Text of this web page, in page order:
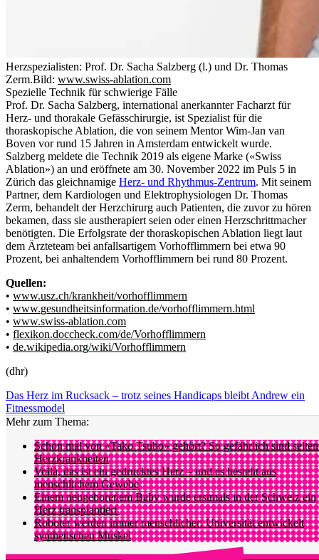
Herzspezialisten: Prof. Dr. Sacha Salzberg (l.) und Dr. Thomas
Zerm.Bild: www.swiss-ablation.com
Spezielle Technik für schwierige Fälle
Prof. Dr. Sacha Salzberg, international anerkannter Facharzt für
Herz- und thorakale Gefässchirurgie, ist Spezialist für die
thoraskopische Ablation, die von seinem Mentor Wim-Jan van
Boven vor rund 15 Jahren in Amsterdam entwickelt wurde.
Salzberg meldete die Technik 2019 als eigene Marke («Swiss
Ablation») an und eröffnete am 30. November 2022 im Puls 5 in
Zürich das gleichnamige Herz- und Rhythmus-Zentrum. Mit seinem
Partner, dem Kardiologen und Elektrophysiologen Dr. Thomas
Zerm, behandelt der Herzchirurg auch Patienten, die zuvor zu hören
bekamen, dass sie austherapiert seien oder einen Herzschrittmacher
benötigten. Die Erfolgsrate der thoraskopischen Ablation liegt laut
dem Ärzteteam bei anfallsartigem Vorhofflimmern bei etwa 90
Prozent, bei anhaltendem Vorhofflimmern bei rund 80 Prozent.
Quellen:
• www.usz.ch/krankheit/vorhofflimmern
• www.gesundheitsinformation.de/vorhofflimmern.html
• www.swiss-ablation.com
• flexikon.doccheck.com/de/Vorhofflimmern
• de.wikipedia.org/wiki/Vorhofflimmern
(dhr)
Das Herz im Rucksack – trotz seines Handicaps bleibt Andrew ein
Fitnessmodel
Mehr zum Thema:
Schon mal von «Tako Tsubo» gehört? So gefährlich sind
Herzkrankheiten
Voilà, das ist ein gedrucktes Herz – und es besteht aus
menschlichem Gewebe
Einem neugeborenem Baby wurde erstmals in der Schweiz ein
Herz transplantiert
Roboter werden immer menschlicher: Universität entwickelt
synthetischen Muskel